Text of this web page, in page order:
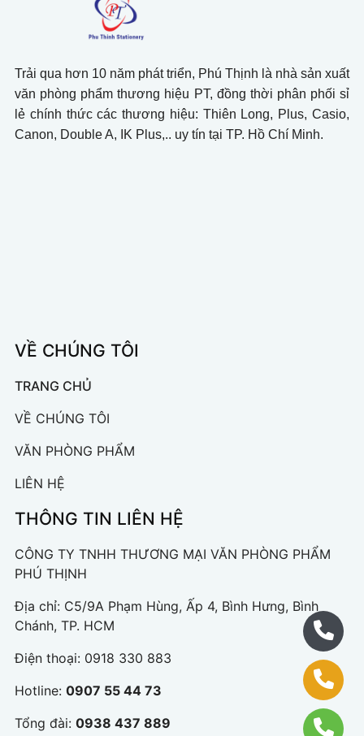
Trải qua hơn 10 năm phát triển, Phú Thịnh là nhà sản xuất
văn phòng phẩm thương hiệu PT, đồng thời phân phối sỉ
lẻ chính thức các thương hiệu: Thiên Long, Plus, Casio,
Canon, Double A, IK Plus,.. uy tín tại TP. Hồ Chí Minh.
VỀ CHÚNG TÔI
TRANG CHỦ
VỀ CHÚNG TÔI
VĂN PHÒNG PHẨM
LIÊN HỆ
THÔNG TIN LIÊN HỆ
CÔNG TY TNHH THƯƠNG MẠI VĂN PHÒNG PHẨM
PHÚ THỊNH
Địa chỉ: C5/9A Phạm Hùng, Ấp 4, Bình Hưng, Bình
Chánh, TP. HCM
Điện thoại: 0918 330 883
Hotline: 0907 55 44 73
Tổng đài: 0938 437 889